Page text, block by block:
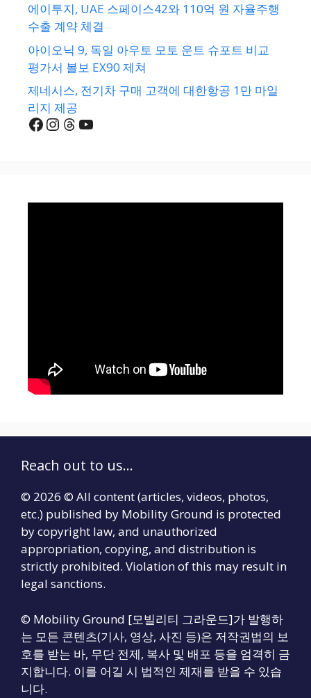
에이투지, UAE 스페이스42와 110억 원 자율주행
수출 계약 체결
아이오닉 9, 독일 아우토 모토 운트 슈포트 비교
평가서 볼보 EX90 제쳐
제네시스, 전기차 구매 고객에 대한항공 1만 마일
리지 제공
Facebook
Instagram
Threads
YouTube
Reach out to us...
© 2026 © All content (articles, videos, photos,
etc.) published by Mobility Ground is protected
by copyright law, and unauthorized
appropriation, copying, and distribution is
strictly prohibited. Violation of this may result in
legal sanctions.
© Mobility Ground [모빌리티 그라운드]가 발행하
는 모든 콘텐츠(기사, 영상, 사진 등)은 저작권법의 보
호를 받는 바, 무단 전제, 복사 및 배포 등을 엄격히 금
지합니다. 이를 어길 시 법적인 제재를 받을 수 있습
니다.